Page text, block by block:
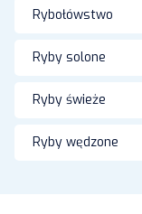
Rybołówstwo
Ryby solone
Ryby świeże
Ryby wędzone